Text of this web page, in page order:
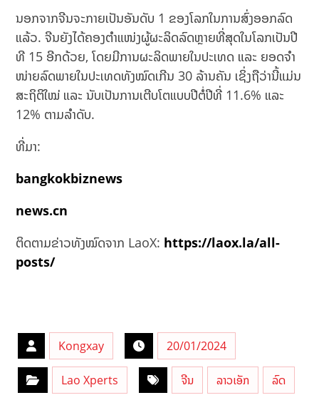
ນອກຈາກຈີນຈະກາຍເປັນອັນດັບ 1 ຂອງໂລກໃນການສົ່ງອອກລົດ
ແລ້ວ. ຈີນ​ຍັງ​ໄດ້​ຄອງ​ຕຳ​ແໜ່ງ​ຜູ້​ຜະ​ລິດ​ລົດຫຼາຍທີ່ສຸດໃນໂລກ​ເປັນປີ​
ທີ 15 ອີກດ້ວຍ, ໂດຍມີ​ການ​ຜະ​ລິດ​ພາຍ​ໃນ​ປະ​ເທດ ​ແລະ​ ຍອດ​ຈຳ​
ໜ່າຍ​ລົດ​ພາຍໃນປະເທດ​ທັງ​ໝົດ​ເກີນ 30 ລ້ານ​ຄັນ ເຊິ່ງຖືວ່ານີ້ແມ່ນ
ສະຖິຕິໃໝ່ ແລະ ນັບເປັນການເຕີບໂຕແບບປີຕໍ່ປີທີ່ 11.6% ແລະ
12% ຕາມລໍາດັບ.
ທີ່ມາ:
bangkokbiznews
news.cn
ຕິດຕາມຂ່າວທັງໝົດຈາກ LaoX: https://laox.la/all-
posts/
Kongxay 20/01/2024
Lao Xperts ຈີນ ລາວເອັກ ລົດ